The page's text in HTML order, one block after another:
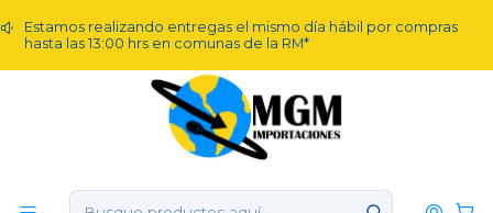
Estamos realizando entregas el mismo día hábil por compras
hasta las 13:00 hrs en comunas de la RM*